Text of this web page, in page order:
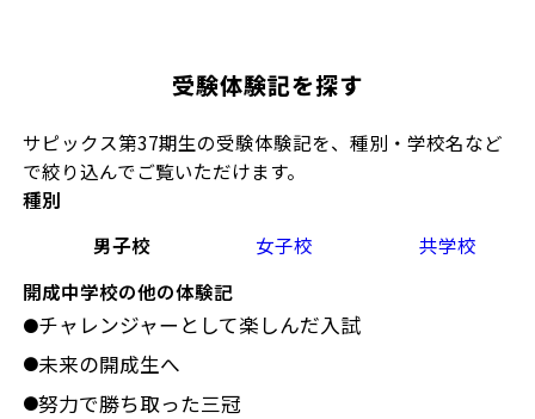
受験体験記を探す
サピックス第37期生の受験体験記を、種別・学校名など
で絞り込んでご覧いただけます。
種別
男子校
女子校
共学校
開成中学校の他の体験記
●チャレンジャーとして楽しんだ入試
●未来の開成生へ
●努力で勝ち取った三冠